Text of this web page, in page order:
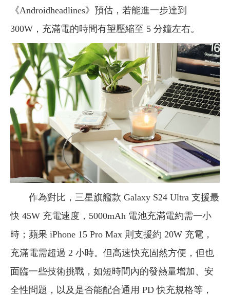
《Androidheadlines》預估，若能進一步達到
300W，充滿電的時間有望壓縮至 5 分鐘左右。
作為對比，三星旗艦款 Galaxy S24 Ultra 支援最
快 45W 充電速度，5000mAh 電池充滿電約需一小
時；蘋果 iPhone 15 Pro Max 則支援約 20W 充電，
充滿電需超過 2 小時。但高速快充固然方便，但也
面臨一些技術挑戰，如短時間內的發熱量增加、安
全性問題，以及是否能配合通用 PD 快充規格等，